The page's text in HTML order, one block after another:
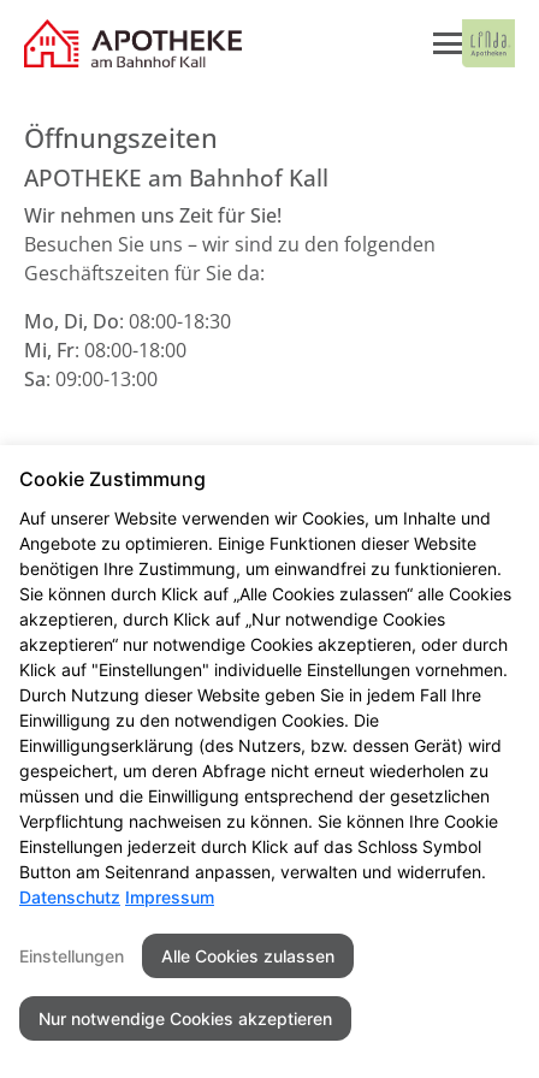
Öffnungszeiten
APOTHEKE am Bahnhof Kall
Wir nehmen uns Zeit für Sie!
Besuchen Sie uns – wir sind zu den folgenden
Geschäftszeiten für Sie da:
Mo, Di, Do: 08:00-18:30
Mi, Fr: 08:00-18:00
Sa: 09:00-13:00
Mit unseremAnfahrtsplan
Telefonisch stehen wir Ihnen unter02441 994 620zur
Verfügung.
Unsere Notdienste finden Siehier.
Seitenübersicht Kontakt
Impressum
Datenschutz
Barrierefreiheit
© 2026 APOTHEKE am Bahnhof Kall
Cookie Zustimmung
Auf unserer Website verwenden wir Cookies, um Inhalte und
Angebote zu optimieren. Einige Funktionen dieser Website
benötigen Ihre Zustimmung, um einwandfrei zu funktionieren.
Sie können durch Klick auf „Alle Cookies zulassen“ alle Cookies
akzeptieren, durch Klick auf „Nur notwendige Cookies
akzeptieren“ nur notwendige Cookies akzeptieren, oder durch
Klick auf "Einstellungen" individuelle Einstellungen vornehmen.
Durch Nutzung dieser Website geben Sie in jedem Fall Ihre
Einwilligung zu den notwendigen Cookies. Die
Einwilligungserklärung (des Nutzers, bzw. dessen Gerät) wird
gespeichert, um deren Abfrage nicht erneut wiederholen zu
müssen und die Einwilligung entsprechend der gesetzlichen
Verpflichtung nachweisen zu können. Sie können Ihre Cookie
Einstellungen jederzeit durch Klick auf das Schloss Symbol
Button am Seitenrand anpassen, verwalten und widerrufen.
Datenschutz Impressum
Einstellungen Alle Cookies zulassen
Nur notwendige Cookies akzeptieren